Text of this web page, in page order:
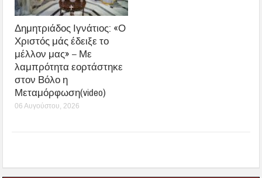
Δημητριάδος Ιγνάτιος: «Ο
Χριστός μάς έδειξε το
μέλλον μας» – Με
λαμπρότητα εορτάστηκε
στον Βόλο η
Μεταμόρφωση(video)
06 Αυγούστου, 2026